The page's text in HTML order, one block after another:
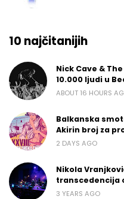
10 najčitanijih
Nick Cave &
10.000 ljudi u
ABOUT 16 HOURS
Balkanska
Akirin broj za
2 DAYS AGO
Nikola
transcedencija
3 YEARS AGO